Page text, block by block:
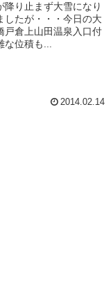
り止まず大雪になり
したが・・・今日の大
戸倉上山田温泉入口付
位積も...
2014.02.14